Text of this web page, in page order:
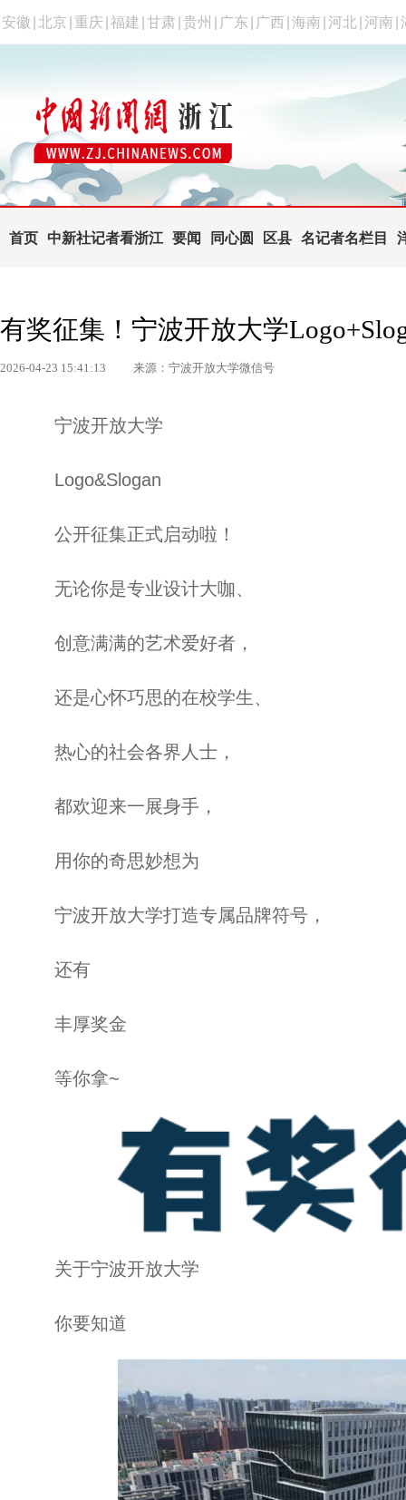
安徽 北京 重庆 福建 甘肃 贵州 广东 广西 海南 河北 河南
首页 中新社记者看浙江 要闻 同心圆 区县 名记者名栏目
有奖征集！宁波开放大学
2026-04-23 15:41:13 来源：宁波开放大学微信号
宁波开放大学
Logo&Slogan
公开征集正式启动啦！
无论你是专业设计大咖、
创意满满的艺术爱好者，
还是心怀巧思的在校学生、
热心的社会各界人士，
都欢迎来一展身手，
用你的奇思妙想为
宁波开放大学打造专属品牌符号，
还有
丰厚奖金
等你拿~
关于宁波开放大学
你要知道